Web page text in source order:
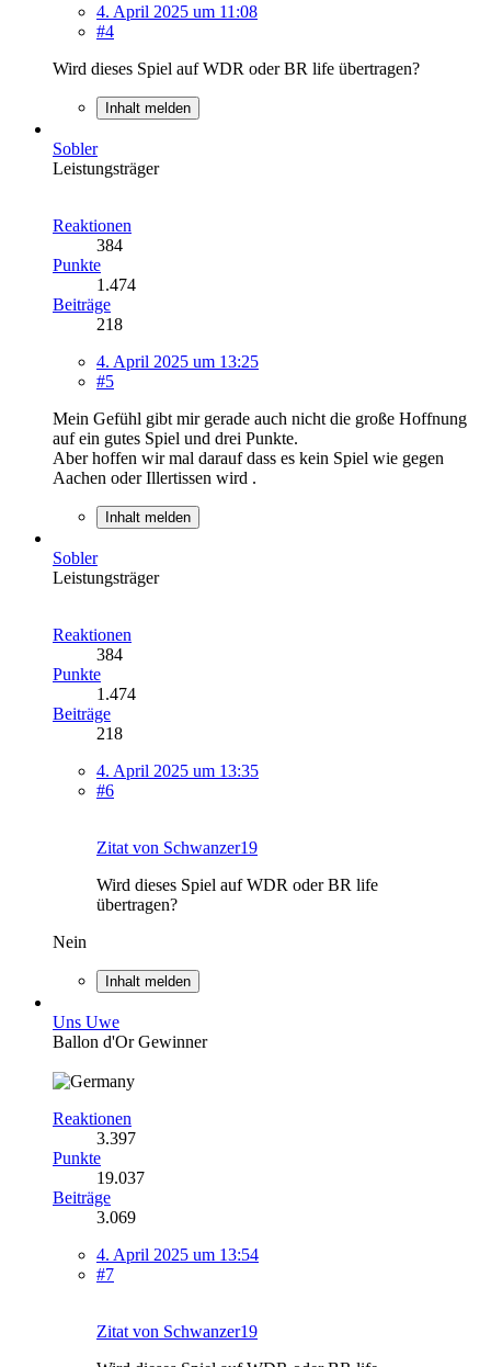
4. April 2025 um 11:08
#4
Wird dieses Spiel auf WDR oder BR life übertragen?
Inhalt melden
Sobler
Leistungsträger
Reaktionen
384
Punkte
1.474
Beiträge
218
4. April 2025 um 13:25
#5
Mein Gefühl gibt mir gerade auch nicht die große Hoffnung
auf ein gutes Spiel und drei Punkte.
Aber hoffen wir mal darauf dass es kein Spiel wie gegen
Aachen oder Illertissen wird .
Inhalt melden
Sobler
Leistungsträger
Reaktionen
384
Punkte
1.474
Beiträge
218
4. April 2025 um 13:35
#6
Zitat von Schwanzer19
Wird dieses Spiel auf WDR oder BR life
übertragen?
Nein
Inhalt melden
Uns Uwe
Ballon d'Or Gewinner
Reaktionen
3.397
Punkte
19.037
Beiträge
3.069
4. April 2025 um 13:54
#7
Zitat von Schwanzer19